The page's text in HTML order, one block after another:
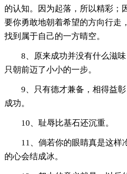
的认知。因为起落，所以精彩；
要你勇敢地朝着希望的方向行走
找到属于自己的一方晴空。
8、原来成功并没有什么滋
只朝前迈了小小的一步。
9、只有德才兼备，相得益
成功。
10、耻辱比基石还沉重。
11、倘若你的眼睛真是这样
的心会结成冰。